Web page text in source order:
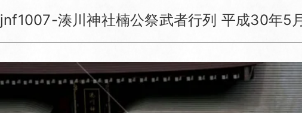
jnf1007-湊川神社楠公祭武者行列 平成30年5